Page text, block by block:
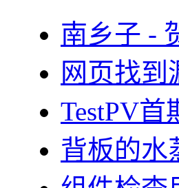
南乡子 -
网页找
TestPV
背板的水